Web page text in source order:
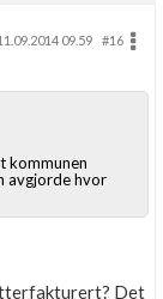
09.59
#16
kommunen
avgjorde hvor
Det